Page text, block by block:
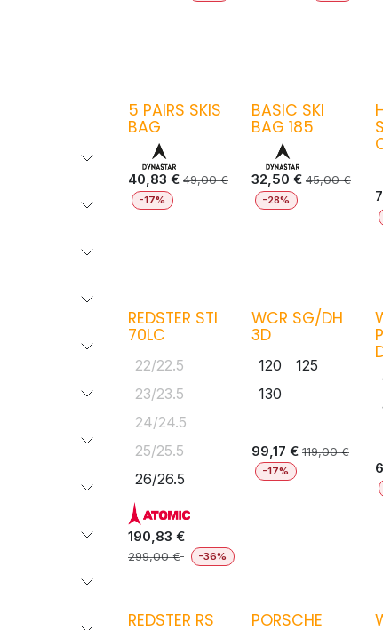
5 PAIRS SKIS
BAG
40,83 € 49,00€
-17%
BASIC SKI
BAG 185
32,50 € 45,00€
-28%
REDSTER STI
70LC
22/22.5
23/23.5
24/24.5
25/25.5
26/26.5
190,83 €
299,00€ -36%
WCR SG/DH
3D
120
125
130
99,17 € 119,00€
-17%
REDSTER RS PORSCHE